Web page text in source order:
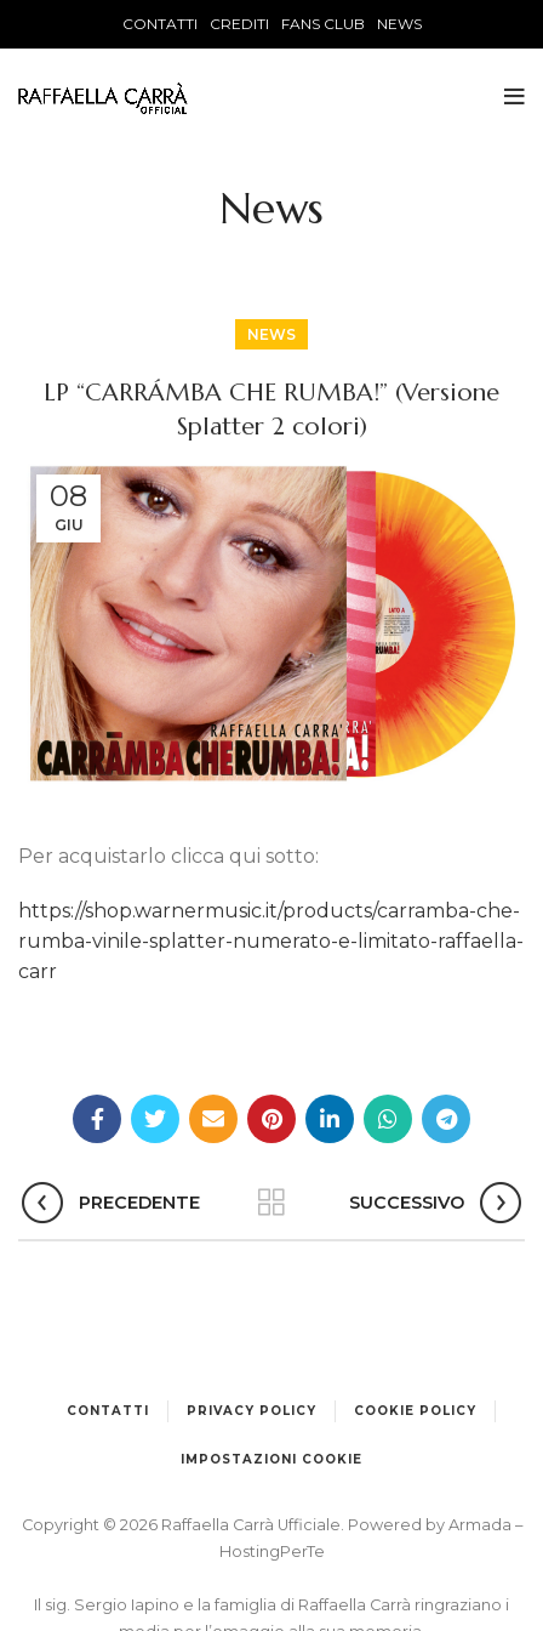
CONTATTI CREDITI FANS CLUB NEWS
News
NEWS
LP “CARRÁMBA CHE RUMBA!” (Versione
Splatter 2 colori)
08
GIU
Per acquistarlo clicca qui sotto:
https://shop.warnermusic.it/products/carramba-che-
rumba-vinile-splatter-numerato-e-limitato-raffaella-
carr
PRECEDENTE SUCCESSIVO
CONTATTI PRIVACY POLICY COOKIE POLICY
IMPOSTAZIONI COOKIE
Copyright © 2026 Raffaella Carrà Ufficiale. Powered by Armada –
HostingPerTe
Il sig. Sergio Iapino e la famiglia di Raffaella Carrà ringraziano i